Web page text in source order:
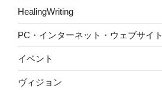
HealingWriting
PC・インターネット・ウェブサイト
イベント
ヴィジョン